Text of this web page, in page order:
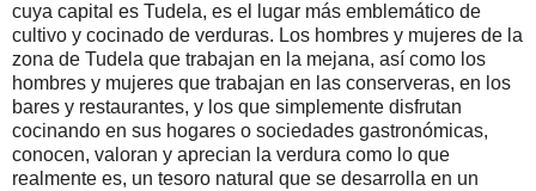
cuya capital es Tudela, es el lugar más emblemático de
cultivo y cocinado de verduras. Los hombres y mujeres de la
zona de Tudela que trabajan en la mejana, así como los
hombres y mujeres que trabajan en las conserveras, en los
bares y restaurantes, y los que simplemente disfrutan
cocinando en sus hogares o sociedades gastronómicas,
conocen, valoran y aprecian la verdura como lo que
realmente es, un tesoro natural que se desarrolla en un